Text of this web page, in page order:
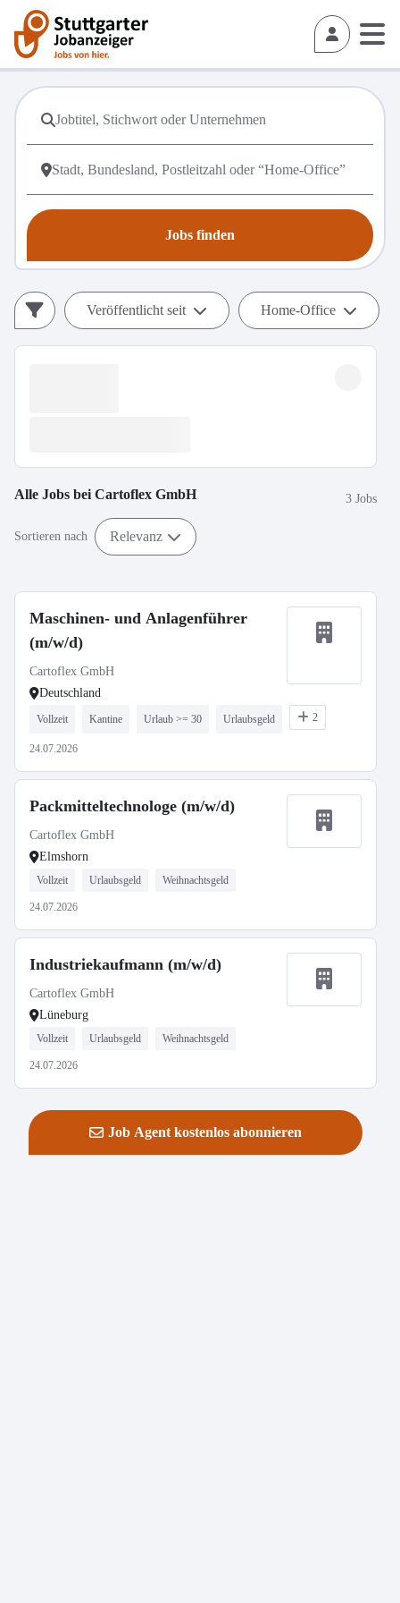
Jobs finden
Veröffentlicht seit Home-Office
Alle Jobs bei Cartoflex GmbH 3 Jobs
Sortieren nach Relevanz
Maschinen- und Anlagenführer
(m/w/d)
Cartoflex GmbH
Deutschland
Vollzeit Kantine Urlaub >= 30 Urlaubsgeld 2
24.07.2026
Packmitteltechnologe (m/w/d)
Cartoflex GmbH
Elmshorn
Vollzeit Urlaubsgeld Weihnachtsgeld
24.07.2026
Industriekaufmann (m/w/d)
Cartoflex GmbH
Lüneburg
Vollzeit Urlaubsgeld Weihnachtsgeld
24.07.2026
Job Agent kostenlos abonnieren